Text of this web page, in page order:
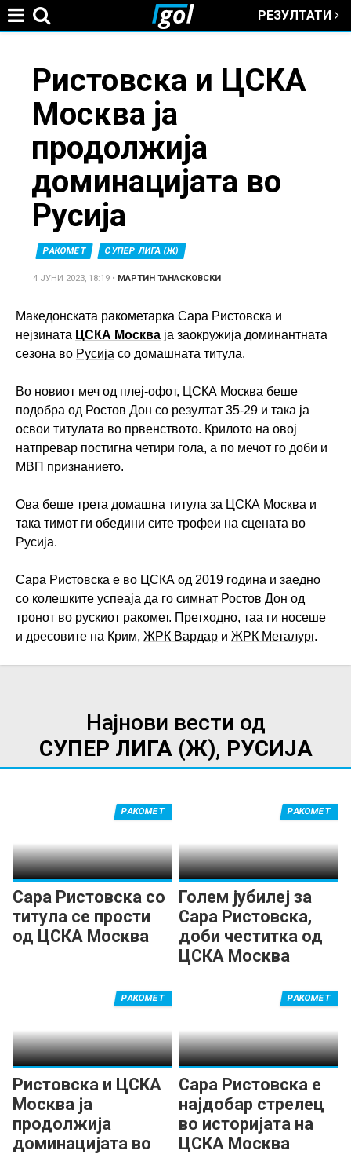
РЕЗУЛТАТИ
here
Ристовска и ЦСКА
Москва ја
продолжија
доминацијата во
Русија
РАКОМЕТ СУПЕР ЛИГА (Ж)
4 ЈУНИ 2023, 18:19 • МАРТИН ТАНАСКОВСКИ
Македонската ракометарка Сара Ристовска и
нејзината ЦСКА Москва ја заокружија доминантната
сезона во Русија со домашната титула.
Во новиот меч од плеј-офот, ЦСКА Москва беше
подобра од Ростов Дон со резултат 35-29 и така ја
освои титулата во првенството. Крилото на овој
натпревар постигна четири гола, а по мечот го доби и
МВП признанието.
Ова беше трета домашна титула за ЦСКА Москва и
така тимот ги обедини сите трофеи на сцената во
Русија.
Сара Ристовска е во ЦСКА од 2019 година и заедно
со колешките успеаја да го симнат Ростов Дон од
тронот во рускиот ракомет. Претходно, таа ги носеше
и дресовите на Крим, ЖРК Вардар и ЖРК Металург.
Најнови вести од
СУПЕР ЛИГА (Ж), РУСИЈА
Сара Ристовска со
титула се прости
од ЦСКА Москва
РАКОМЕТ
Голем јубилеј за
Сара Ристовска,
доби честитка од
ЦСКА Москва
РАКОМЕТ
Ристовска и ЦСКА
Москва ја
продолжија
доминацијата во
РАКОМЕТ
Сара Ристовска е
најдобар стрелец
во историјата на
ЦСКА Москва
РАКОМЕТ